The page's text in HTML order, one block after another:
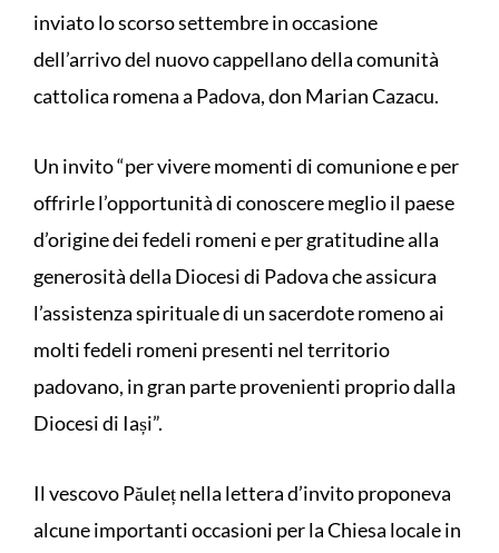
inviato lo scorso settembre in occasione
dell’arrivo del nuovo cappellano della comunità
cattolica romena a Padova, don Marian Cazacu.
Un invito “per vivere momenti di comunione e per
offrirle l’opportunità di conoscere meglio il paese
d’origine dei fedeli romeni e per gratitudine alla
generosità della Diocesi di Padova che assicura
l’assistenza spirituale di un sacerdote romeno ai
molti fedeli romeni presenti nel territorio
padovano, in gran parte provenienti proprio dalla
Diocesi di Iași”.
Il vescovo Păuleț nella lettera d’invito proponeva
alcune importanti occasioni per la Chiesa locale in